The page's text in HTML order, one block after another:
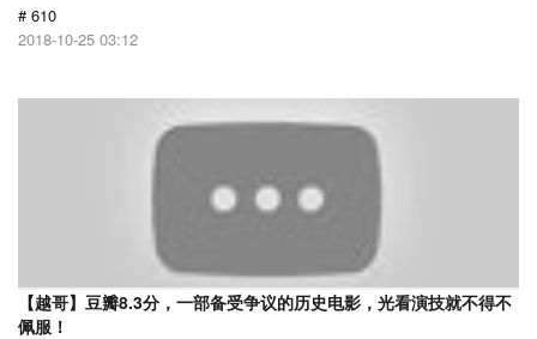
# 610
2018-10-25 03:12
【越哥】豆瓣8.3分，一部备受争议的历史电影，光看演技就不得不
佩服！